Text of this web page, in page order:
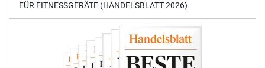
FÜR FITNESSGERÄTE (HANDELSBLATT 2026)